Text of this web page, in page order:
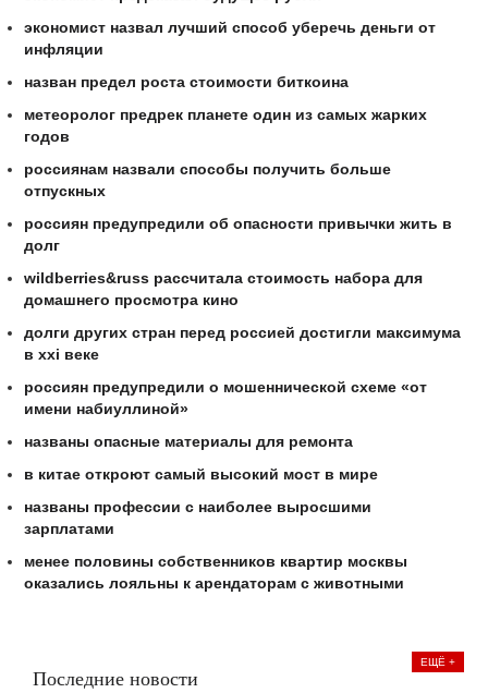
экономист назвал лучший способ уберечь деньги от
инфляции
назван предел роста стоимости биткоина
метеоролог предрек планете один из самых жарких
годов
россиянам назвали способы получить больше
отпускных
россиян предупредили об опасности привычки жить в
долг
wildberries&russ рассчитала стоимость набора для
домашнего просмотра кино
долги других стран перед россией достигли максимума
в xxi веке
россиян предупредили о мошеннической схеме «от
имени набиуллиной»
названы опасные материалы для ремонта
в китае откроют самый высокий мост в мире
названы профессии с наиболее выросшими
зарплатами
менее половины собственников квартир москвы
оказались лояльны к арендаторам с животными
Последние новости
ЕЩЁ +